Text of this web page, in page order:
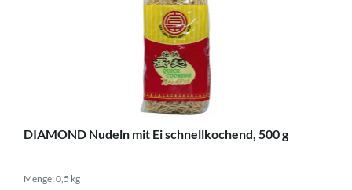
DIAMOND Nudeln mit Ei schnellkochend, 500 g
Menge: 0,5 kg